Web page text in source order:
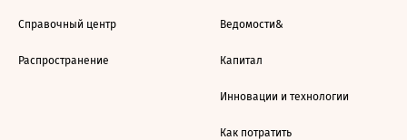
Справочный центр
Распространение
Ведомости&
Капитал
Инновации и технологии
Как потратить